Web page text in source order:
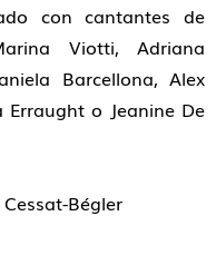
con cantantes de
Viotti, Adriana
Barcellona, Alex
Erraught o Jeanine De
Bégler